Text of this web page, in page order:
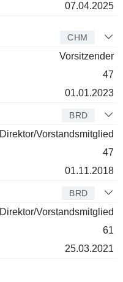
07.04.2025
CHM
Vorsitzender
47
01.01.2023
BRD
Direktor/Vorstandsmitglied
47
01.11.2018
BRD
Direktor/Vorstandsmitglied
61
25.03.2021